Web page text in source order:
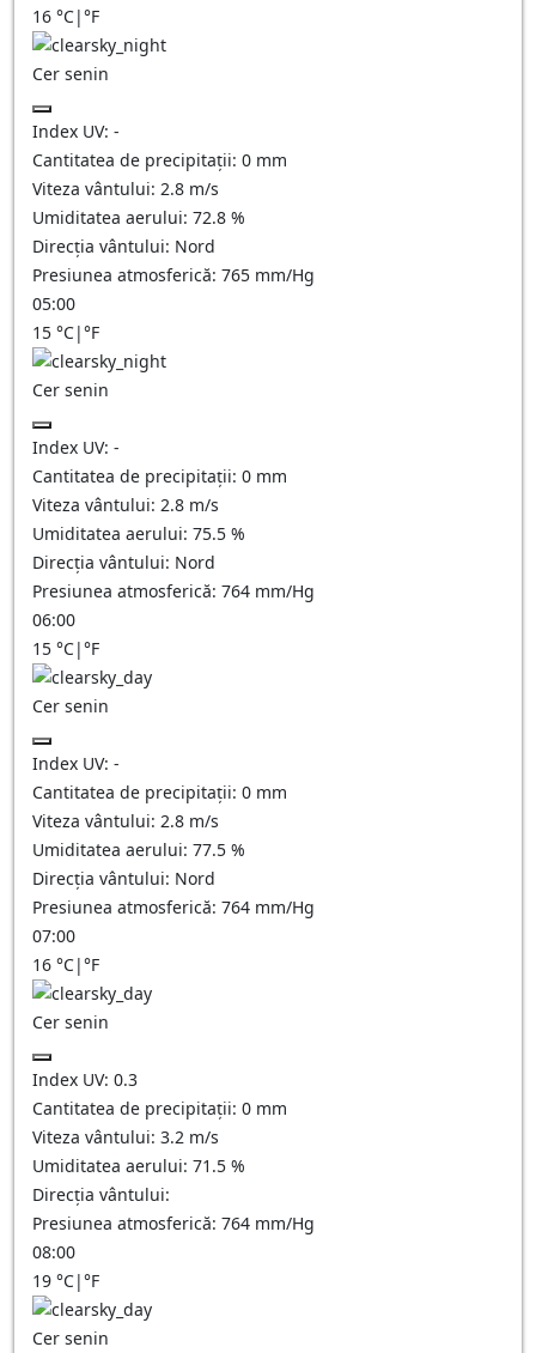
16 °C|°F
Cer senin
Index UV: -
Cantitatea de precipitații: 0 mm
Viteza vântului: 2.8 m/s
Umiditatea aerului: 72.8 %
Direcția vântului: Nord
Presiunea atmosferică: 765 mm/Hg
05:00
15 °C|°F
Cer senin
Index UV: -
Cantitatea de precipitații: 0 mm
Viteza vântului: 2.8 m/s
Umiditatea aerului: 75.5 %
Direcția vântului: Nord
Presiunea atmosferică: 764 mm/Hg
06:00
15 °C|°F
Cer senin
Index UV: -
Cantitatea de precipitații: 0 mm
Viteza vântului: 2.8 m/s
Umiditatea aerului: 77.5 %
Direcția vântului: Nord
Presiunea atmosferică: 764 mm/Hg
07:00
16 °C|°F
Cer senin
Index UV: 0.3
Cantitatea de precipitații: 0 mm
Viteza vântului: 3.2 m/s
Umiditatea aerului: 71.5 %
Direcția vântului:
Presiunea atmosferică: 764 mm/Hg
08:00
19 °C|°F
Cer senin